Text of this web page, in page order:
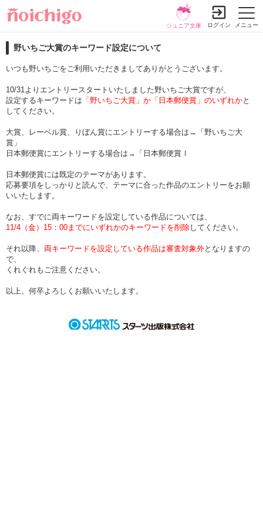
メニュー
ジュニア文庫 ログイン
野いちご大賞のキーワード設定について
いつも野いちごをご利用いただきましてありがとうございます。
10/31よりエントリースタートいたしました野いちご大賞ですが、
設定するキーワードは 「野いちご大賞」か「日本郵便賞」のいずれかと
してください。
大賞、レーベル賞、りぼん賞にエントリーする場合は→「野いちご大
賞」
日本郵便賞にエントリーする場合は→「日本郵便賞ｌ
日本郵便賞には既定のテーマがあります。
応募要項をしっかりと読んで、テーマに合った作品のエントリーをお願
いいたします。
なお、すでに両キーワードを設定している作品については、
11/4（金）15：00までにいずれかのキーワードを削除してください。
それ以降、 両キーワードを設定している作品は審査対象外となりますの
で、
くれぐれもご注意ください。
以上、何卒よろしくお願いいたします。